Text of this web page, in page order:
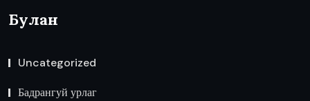
Булан
Uncategorized
Бадрангуй урлаг